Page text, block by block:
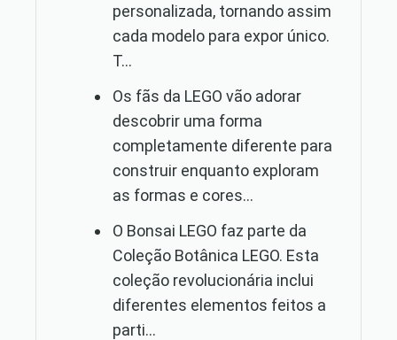
personalizada, tornando assim
cada modelo para expor único.
T...
Os fãs da LEGO vão adorar
descobrir uma forma
completamente diferente para
construir enquanto exploram
as formas e cores...
O Bonsai LEGO faz parte da
Coleção Botânica LEGO. Esta
coleção revolucionária inclui
diferentes elementos feitos a
parti...